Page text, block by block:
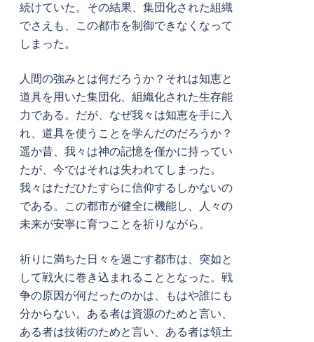
続けていた。その結果、集団化された組織
でさえも、この都市を制御できなくなって
しまった。
人間の強みとは何だろうか？それは知恵と
道具を用いた集団化、組織化された生存能
力である。だが、なぜ我々は知恵を手に入
れ、道具を使うことを学んだのだろうか？
遥か昔、我々は神の記憶を僅かに持ってい
たが、今ではそれは失われてしまった。
我々はただひたすらに信仰するしかないの
である。この都市が健全に機能し、人々の
未来が安寧に育つことを祈りながら。
祈りに満ちた日々を過ごす都市は、突如と
して戦火に巻き込まれることとなった。戦
争の原因が何だったのかは、もはや誰にも
分からない。ある者は資源のためと言い、
ある者は技術のためと言い、ある者は領土